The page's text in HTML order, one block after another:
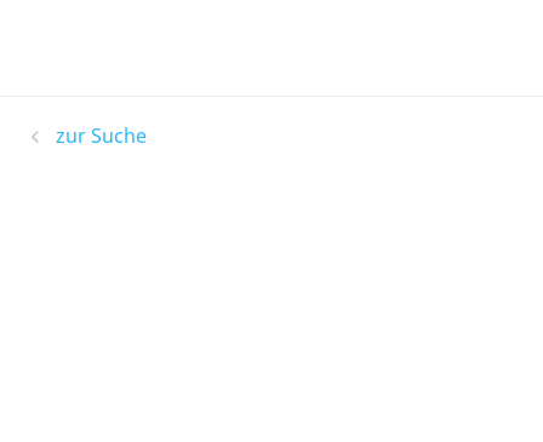
zur Suche